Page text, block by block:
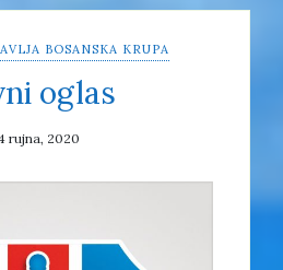
BOSANSKA KRUPA
oglas
rujna, 2020